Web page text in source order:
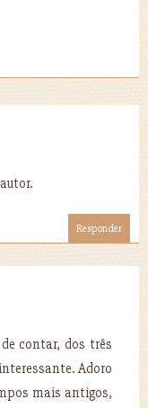
Responder
contar, dos três
Adoro
mais antigos,